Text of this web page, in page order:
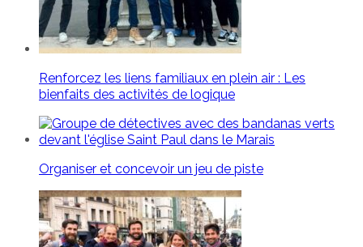
Renforcez les liens familiaux en plein air : Les
bienfaits des activités de logique
Organiser et concevoir un jeu de piste